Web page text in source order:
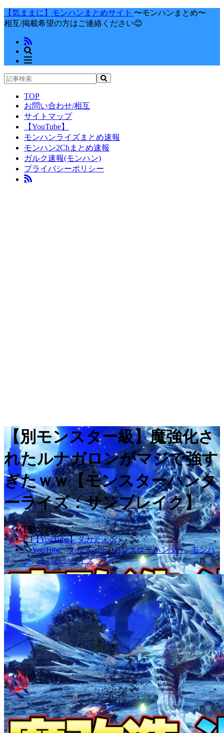
【気ままに】モンハンまとめサイト 〜モンハンまとめ〜
相互/掲載希望の方はご連絡ください😊
TOP
お問い合わせ/相互
サイトマップ
【YouTube】
モンハンライズまとめ速報
モンハン2Chまとめ速報
ガルク速報(モンハン)
プライバシーポリシー
【別モンスター級】魔強化さ
れたルナガロンがマジで強す
ぎたｗｗ【モンスターハンタ
ーライズ：サンブレイク】
2023.08.19
【YouTube】タカティン
YouTube,タカティン,モンスターハンター,モンハ
ン,モンハンライズ